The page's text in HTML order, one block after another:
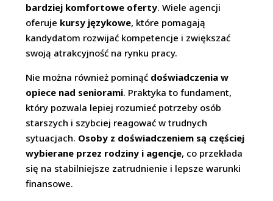
bardziej komfortowe oferty. Wiele agencji
oferuje kursy językowe, które pomagają
kandydatom rozwijać kompetencje i zwiększać
swoją atrakcyjność na rynku pracy.
Nie można również pominąć doświadczenia w
opiece nad seniorami. Praktyka to fundament,
który pozwala lepiej rozumieć potrzeby osób
starszych i szybciej reagować w trudnych
sytuacjach. Osoby z doświadczeniem są częściej
wybierane przez rodziny i agencje, co przekłada
się na stabilniejsze zatrudnienie i lepsze warunki
finansowe.